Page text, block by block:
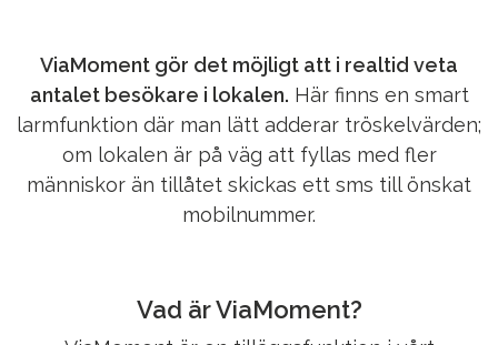
ViaMoment gör det möjligt att i realtid veta
antalet besökare i lokalen. Här finns en smart
larmfunktion där man lätt adderar tröskelvärden;
om lokalen är på väg att fyllas med fler
människor än tillåtet skickas ett sms till önskat
mobilnummer.
Vad är ViaMoment?